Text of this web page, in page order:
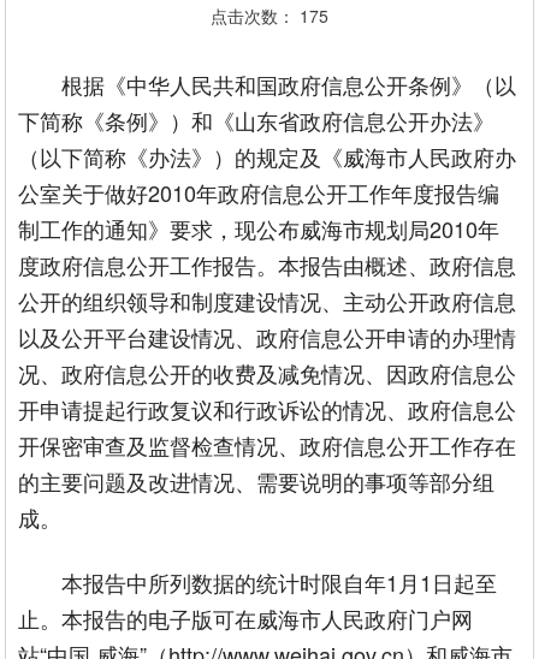
点击次数： 175
根据《中华人民共和国政府信息公开条例》（以
下简称《条例》）和《山东省政府信息公开办法》
（以下简称《办法》）的规定及《威海市人民政府办
公室关于做好2010年政府信息公开工作年度报告编
制工作的通知》要求，现公布威海市规划局2010年
度政府信息公开工作报告。本报告由概述、政府信息
公开的组织领导和制度建设情况、主动公开政府信息
以及公开平台建设情况、政府信息公开申请的办理情
况、政府信息公开的收费及减免情况、因政府信息公
开申请提起行政复议和行政诉讼的情况、政府信息公
开保密审查及监督检查情况、政府信息公开工作存在
的主要问题及改进情况、需要说明的事项等部分组
成。
本报告中所列数据的统计时限自年1月1日起至
止。本报告的电子版可在威海市人民政府门户网